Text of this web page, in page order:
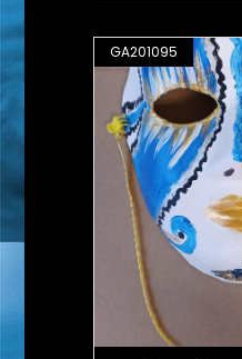
GA201095